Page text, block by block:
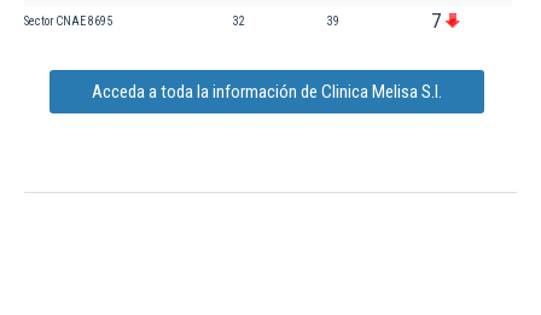
Sector CNAE 8695 32 39 7
Acceda a toda la información de Clinica Melisa S.l.